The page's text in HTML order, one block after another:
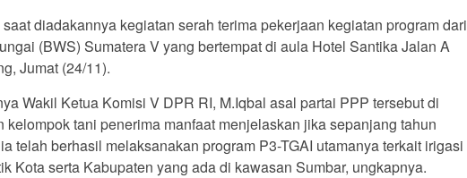
diadakannya kegiatan serah terima pekerjaan kegiatan program dari
(BWS) Sumatera V yang bertempat di aula Hotel Santika Jalan A
Jumat (24/11).
Wakil Ketua Komisi V DPR RI, M.Iqbal asal partai PPP tersebut di
kelompok tani penerima manfaat menjelaskan jika sepanjang tahun
telah berhasil melaksanakan program P3-TGAI utamanya terkait irigasi
Kota serta Kabupaten yang ada di kawasan Sumbar, ungkapnya.